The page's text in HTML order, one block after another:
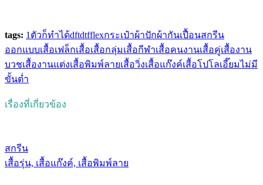
tags: 1ตัวก็ทำได้dftdtfflexกระเป๋าผ้าปักผ้ากันเปื้อนสกรีน
ออกแบบเสื้อเฟล็กเสื้อเสื้อกลุ่มเสื้อกีฬาเสื้อคนงานเสื้อคู่เสื้องาน
บวชเสื้องานแต่งเสื้อพิมพ์ลายเสื้อวิ่งเสื้อแก๊งค์เสื้อโปโลเอี๊ยมไม่มี
ขั้นต่ำ
เรื่องที่เกี่ยวข้อง
สกรีน
เสื้อรุ่น, เสื้อแก๊งค์, เสื้อพิมพ์ลาย